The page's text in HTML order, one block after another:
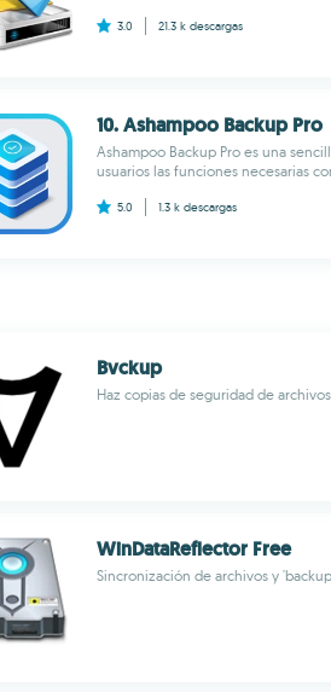
3.0 21.3 k descargas
10. Ashampoo Backup Pro
Ashampoo Backup Pro es una
usuarios las funciones necesarias
5.0 1.3 k descargas
Bvckup
Haz copias de seguridad de
WinDataReflector Free
Sincronización de archivos y